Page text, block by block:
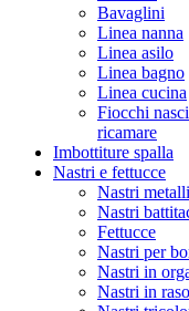
Bavaglini
Linea nanna
Linea asilo
Linea bagno
Linea cucina
Fiocchi
ricamare
Imbottiture spalla
Nastri e fettucce
Nastri
Nastri
Fettucce
Nastri per
Nastri in
Nastri in raso